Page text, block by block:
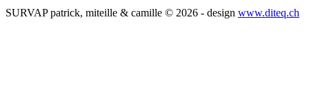
SURVAP patrick, miteille & camille © 2026 - design www.diteq.ch